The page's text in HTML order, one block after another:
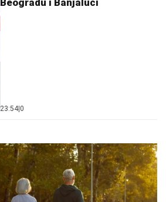
Beogradu i Banjaluci
23:54 0